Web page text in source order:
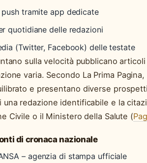
tramite app dedicate
quotidiane delle redazioni
(Twitter, Facebook) delle testate
sulla velocità pubblicano
varia. Secondo La Prima
e presentano diverse
una redazione identificabile e la
Civile o il Ministero della Salute (
di cronaca nazionale
– agenzia di stampa ufficiale